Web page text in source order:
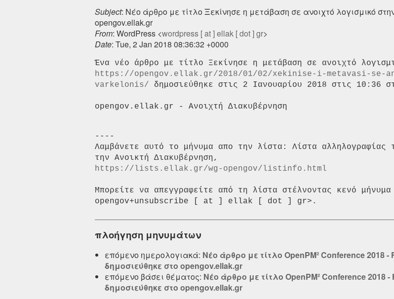
Subject: Νέο άρθρο με τίτλο Ξεκίνησε η μετάβαση σε ανοιχτό λογισμικό
opengov.ellak.gr
From: WordPress <wordpress [ at ] ellak [ dot ] gr>
Date: Tue, 2 Jan 2018 08:36:32 +0000
https://opengov.ellak.gr/2018/01/02/xekinise-i-metavasi-
varkelonis/
δημοσιεύθηκε στις 2 Ιανουαρίου 2018 στις 10:36
----
Λαμβάνετε αυτό το μήνυμα απο την λίστα: Λίστα αλληλογραφίας
https://lists.ellak.gr/wg-opengov/listinfo.html
Μπορείτε να απεγγραφείτε από τη λίστα στέλνοντας κενό
πλοήγηση μηνυμάτων
επόμενο ημερολογιακά: Νέο άρθρο με τίτλο OpenPM² Conference 2018
δημοσιεύθηκε στο opengov.ellak.gr
επόμενο βάσει θέματος: Νέο άρθρο με τίτλο OpenPM² Conference 2018
δημοσιεύθηκε στο opengov.ellak.gr